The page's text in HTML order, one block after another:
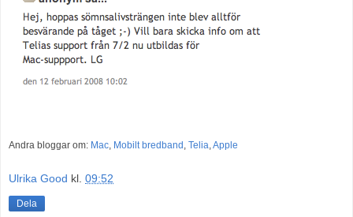
Andra bloggar om: Mac, Mobilt bredband , Telia,Apple
Ulrika Good kl. 09:52
Dela